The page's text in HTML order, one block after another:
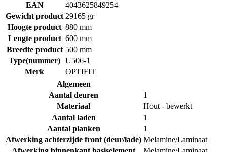
EAN
4043625849254
Gewicht product 29165 gr
Hoogte product 880 mm
Lengte product 600 mm
Breedte product 500 mm
Type(nummer) U506-1
Merk
OPTIFIT
Algemeen
Aantal deuren
1
Materiaal
Hout - bewerkt
Aantal laden
1
Aantal planken
1
Afwerking achterzijde front (deur/lade) Melamine/Laminaat